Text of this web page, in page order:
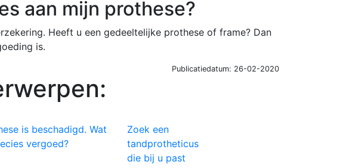
aan mijn prothese?
Heeft u een gedeeltelijke prothese of frame? Dan
is.
Publicatiedatum: 26-02-2020
is beschadigd. Wat
vergoed?
Zoek een
tandprotheticus
die bij u past